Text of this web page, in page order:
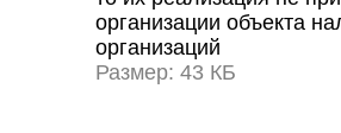
организации объекта
организаций
Размер: 43 КБ